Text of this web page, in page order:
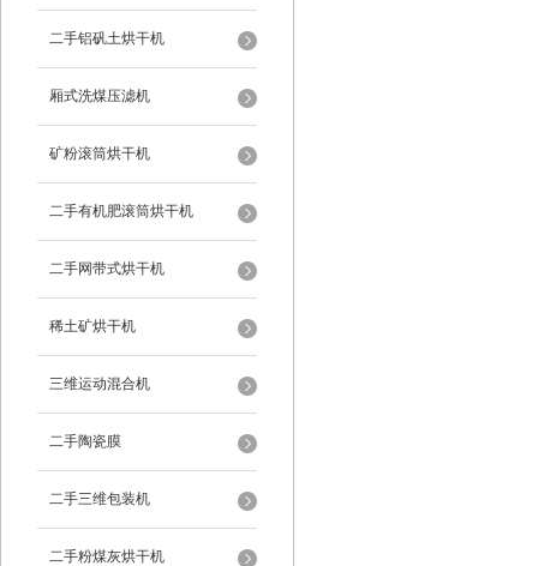
二手铝矾土烘干机
厢式洗煤压滤机
矿粉滚筒烘干机
二手有机肥滚筒烘干机
二手网带式烘干机
稀土矿烘干机
三维运动混合机
二手陶瓷膜
二手三维包装机
二手粉煤灰烘干机